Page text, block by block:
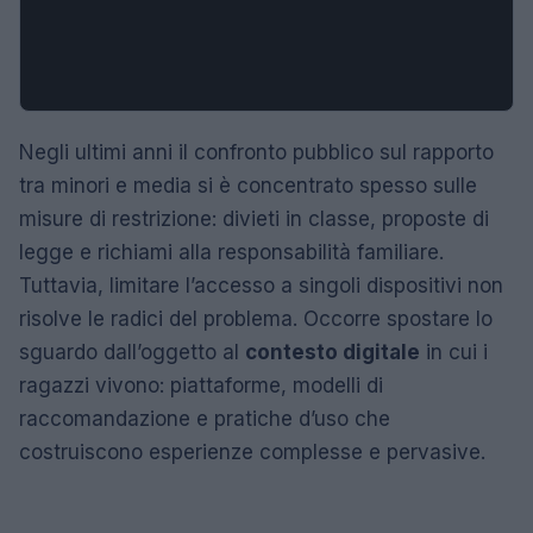
Negli ultimi anni il confronto pubblico sul rapporto
tra minori e media si è concentrato spesso sulle
misure di restrizione: divieti in classe, proposte di
legge e richiami alla responsabilità familiare.
Tuttavia, limitare l’accesso a singoli dispositivi non
risolve le radici del problema. Occorre spostare lo
sguardo dall’oggetto al contesto digitale in cui i
ragazzi vivono: piattaforme, modelli di
raccomandazione e pratiche d’uso che
costruiscono esperienze complesse e pervasive.